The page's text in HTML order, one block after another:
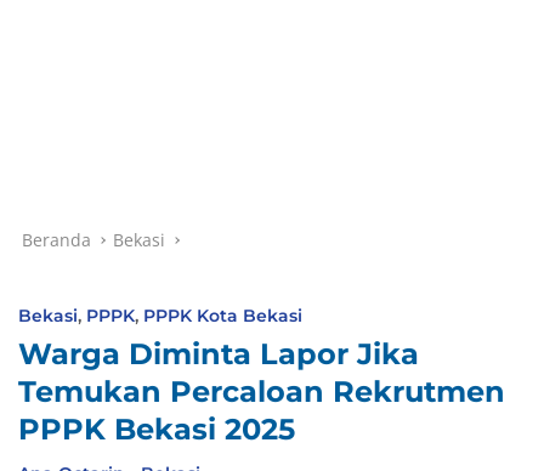
Beranda Bekasi
Bekasi, PPPK, PPPK Kota Bekasi
Warga Diminta Lapor Jika
Temukan Percaloan Rekrutmen
PPPK Bekasi 2025